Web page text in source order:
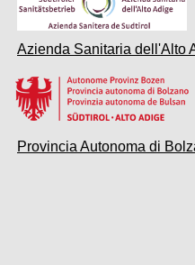
Azienda Sanitaria dell'Alto
Provincia Autonoma di